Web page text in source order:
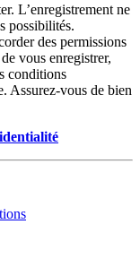
L’enregistrement ne
possibilités.
des permissions
vous enregistrer,
conditions
Assurez-vous de bien